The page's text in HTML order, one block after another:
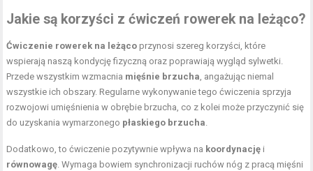
Jakie są korzyści z ćwiczeń rowerek na leżąco?
Ćwiczenie rowerek na leżąco przynosi szereg korzyści, które
wspierają naszą kondycję fizyczną oraz poprawiają wygląd sylwetki.
Przede wszystkim wzmacnia mięśnie brzucha, angażując niemal
wszystkie ich obszary. Regularne wykonywanie tego ćwiczenia sprzyja
rozwojowi umięśnienia w obrębie brzucha, co z kolei może przyczynić się
do uzyskania wymarzonego płaskiego brzucha.
Dodatkowo, to ćwiczenie pozytywnie wpływa na koordynację i
równowagę. Wymaga bowiem synchronizacji ruchów nóg z pracą mięśni